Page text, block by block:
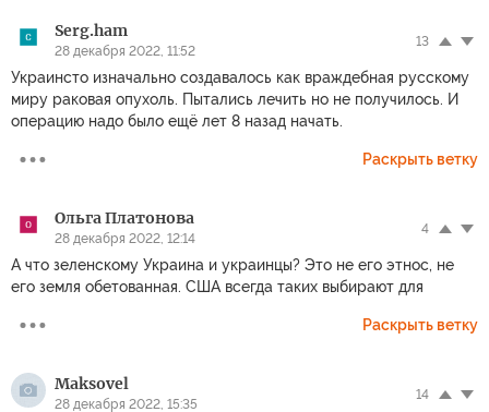
Serg.ham
28 декабря 2022, 11:52
13
Украинсто изначально создавалось как враждебная русскому
миру раковая опухоль. Пытались лечить но не получилось. И
операцию надо было ещё лет 8 назад начать.
Раскрыть ветку
Ольга Платонова
28 декабря 2022, 12:14
4
А что зеленскому Украина и украинцы? Это не его этнос, не
его земля обетованная. США всегда таких выбирают для
Раскрыть ветку
Maksovel
28 декабря 2022, 15:35
14